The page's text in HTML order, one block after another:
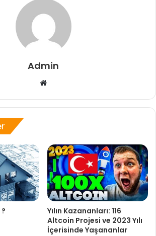
Admin
Web
Yılın Kazananları: 116
Altcoin Projesi ve 2023 Yılı
İçerisinde Yaşananlar